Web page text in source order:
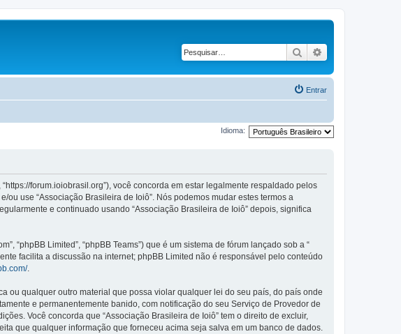
Pesquisar
Entrar
Idioma:
forum.ioiobrasil.org”), você concorda em estar legalmente respaldado pelos
use “Associação Brasileira de Ioiô”. Nós podemos mudar estes termos a
e continuado usando “Associação Brasileira de Ioiô” depois, significa
“phpBB Limited”, “phpBB Teams”) que é um sistema de fórum lançado sob a “
facilita a discussão na internet; phpBB Limited não é responsável pelo conteúdo
.
ou qualquer outro material que possa violar qualquer lei do seu país, do país onde
e permanentemente banido, com notificação do seu Serviço de Provedor de
Você concorda que “Associação Brasileira de Ioiô” tem o direito de excluir,
que qualquer informação que forneceu acima seja salva em um banco de dados.